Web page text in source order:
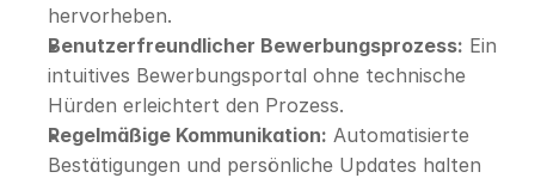
hervorheben.
Benutzerfreundlicher Bewerbungsprozess: Ein
intuitives Bewerbungsportal ohne technische
Hürden erleichtert den Prozess.
Regelmäßige Kommunikation: Automatisierte
Bestätigungen und persönliche Updates halten